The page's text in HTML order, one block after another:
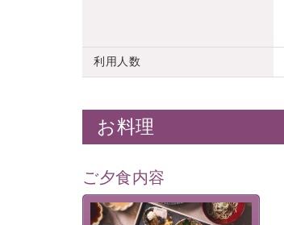
利用人数
お料理
ご夕食内容